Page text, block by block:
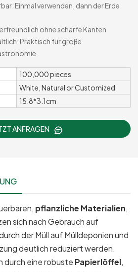
Einmal verwenden, dann der Erde
ohne scharfe Kanten
Praktisch für große
100,000 pieces
White, Natural or Customized
15.8*3.1cm
ANFRAGEN
pflanzliche Materialien,
sich nach Gebrauch auf
der Müll auf Mülldeponien und
deutlich reduziert werden.
durch eine robuste Papierlöffel,